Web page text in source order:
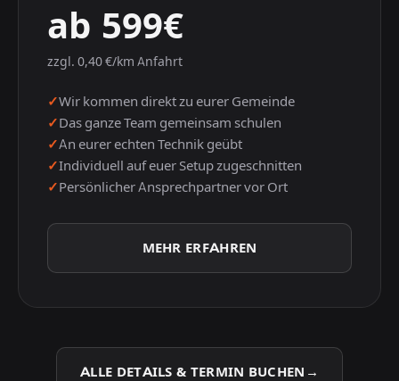
ab 599€
zzgl. 0,40 €/km Anfahrt
Wir kommen direkt zu eurer Gemeinde
Das ganze Team gemeinsam schulen
An eurer echten Technik geübt
Individuell auf euer Setup zugeschnitten
Persönlicher Ansprechpartner vor Ort
MEHR ERFAHREN
ALLE DETAILS & TERMIN BUCHEN →